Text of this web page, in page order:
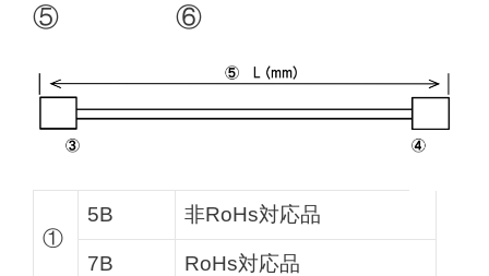
⑤ ⑥
①
5B 非RoHs対応品
7B RoHs対応品